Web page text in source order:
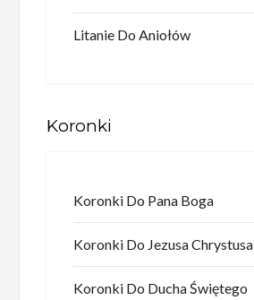
Litanie Do Aniołów
Koronki
Koronki Do Pana Boga
Koronki Do Jezusa Chrystusa
Koronki Do Ducha Świętego